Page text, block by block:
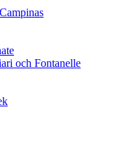
och Fontanelle